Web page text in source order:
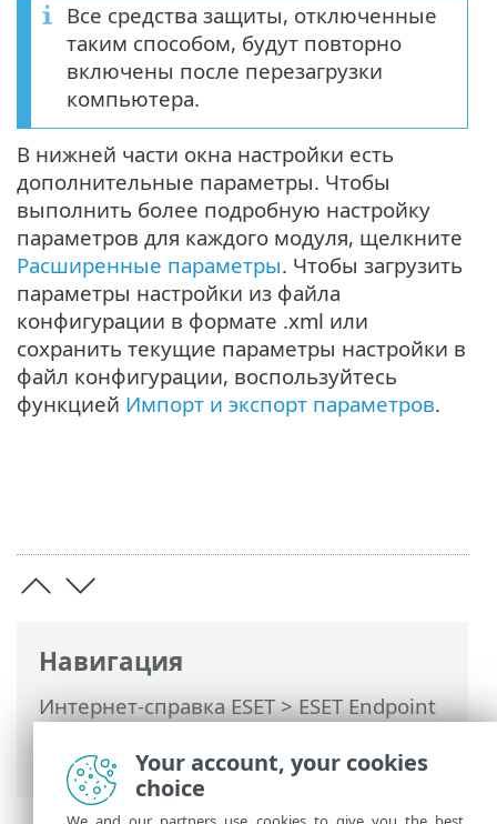
Навигация
Интернет-справка ESET>ESET Endpoint
Endpoint Antivirus> Настройка
Все средства защиты, отключенные
таким способом, будут повторно
включены после перезагрузки
компьютера.
В нижней части окна настройки есть
дополнительные параметры. Чтобы
выполнить более подробную настройку
параметров для каждого модуля, щелкните
Расширенные параметры. Чтобы загрузить
параметры настройки из файла
конфигурации в формате .xml или
сохранить текущие параметры настройки в
файл конфигурации, воспользуйтесь
функцией Импорт и экспорт параметров.
Your account, your cookies
choice